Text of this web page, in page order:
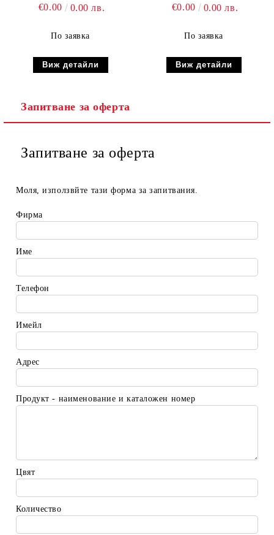
€0.00 0.00 лв.
По заявка
Виж детайли
€0.00 0.00 лв.
По заявка
Виж детайли
Запитване за оферта
Запитване за оферта
Моля, използвйте тази форма за запитвания.
Фирма
Име
Телефон
Имейл
Адрес
Продукт - наименование и каталожен номер
Цвят
Количество